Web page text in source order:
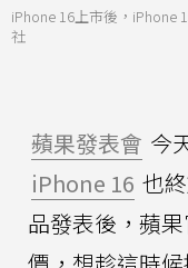
iPhone 16上市後，iPhone
社
蘋果發表會 今
iPhone 16 也
品發表後，蘋